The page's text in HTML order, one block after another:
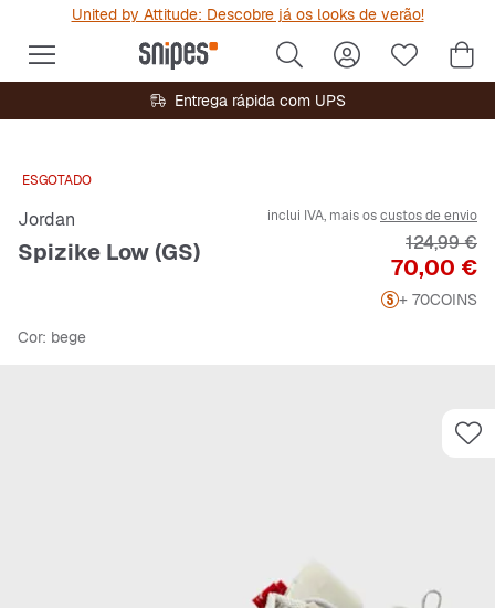
United by Attitude: Descobre já os looks de verão!
Entrega rápida com UPS
ESGOTADO
Jordan
Spizike Low (GS)
inclui IVA, mais oscustos de envio
Preço
70,00 €
Preço
124,99 €
+ 70COINS
Cor: bege